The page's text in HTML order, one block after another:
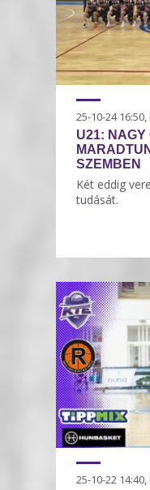
25-10-24
U21: NAGY
SZEMBEN
Két eddig
tudását.
25-10-22